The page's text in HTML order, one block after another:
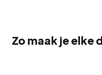
Zo maak je elke